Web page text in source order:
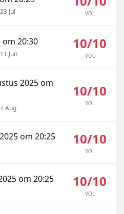
Jul VOL
20:30
Jun
10/10
VOL
2025 om
Aug
10/10
VOL
om 20:25 10/10
VOL
om 20:25 10/10
VOL